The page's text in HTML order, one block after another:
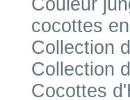
Couleur
cocottes
Collection
Collection
Cocottes